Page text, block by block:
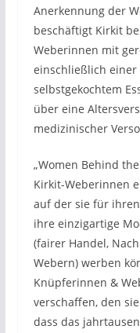
Anerkennung der
beschäftigt Kirkit
Weberinnen mit
einschließlich
selbstgekochtem
über eine
medizinischer
„Women Behind
Kirkit-Weberinnen
auf der sie für
ihre einzigartige
(fairer Handel,
Webern) werben
Knüpferinnen &
verschaffen, den
dass das